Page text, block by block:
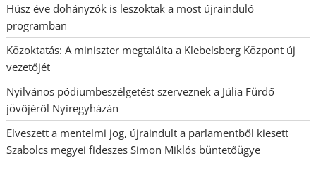
Húsz éve dohányzók is leszoktak a most újrainduló
programban
Közoktatás: A miniszter megtalálta a Klebelsberg Központ új
vezetőjét
Nyilvános pódiumbeszélgetést szerveznek a Júlia Fürdő
jövőjéről Nyíregyházán
Elveszett a mentelmi jog, újraindult a parlamentből kiesett
Szabolcs megyei fideszes Simon Miklós büntetőügye